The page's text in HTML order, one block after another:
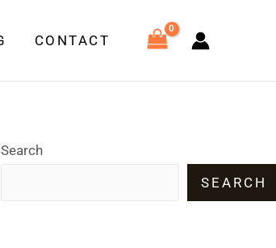
CONTACT
Search
SEARCH